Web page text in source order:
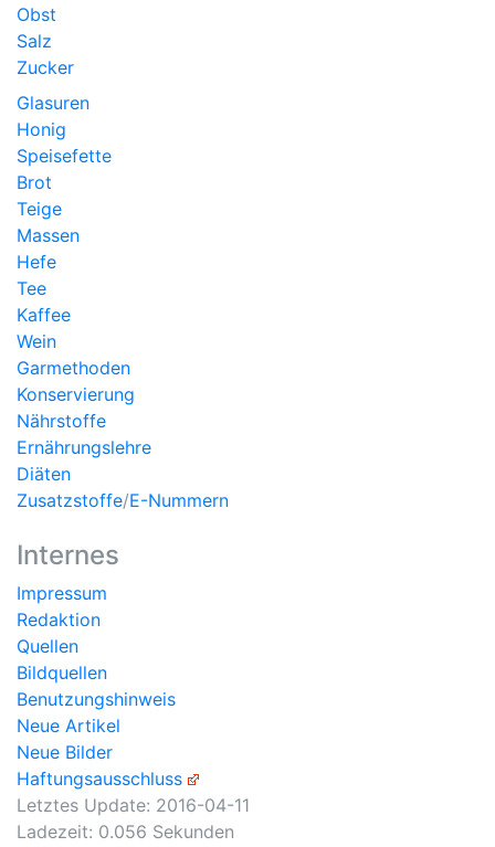
Obst
Salz
Zucker
Glasuren
Honig
Speisefette
Brot
Teige
Massen
Hefe
Tee
Kaffee
Wein
Garmethoden
Konservierung
Nährstoffe
Ernährungslehre
Diäten
Zusatzstoffe/E-Nummern
Internes
Impressum
Redaktion
Quellen
Bildquellen
Benutzungshinweis
Neue Artikel
Neue Bilder
Haftungsausschluss
Letztes Update: 2016-04-11
Ladezeit: 0.056 Sekunden